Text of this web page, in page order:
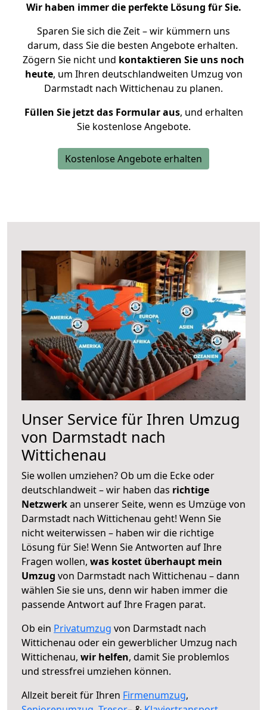
Wir haben immer die perfekte Lösung für Sie.
Sparen Sie sich die Zeit – wir kümmern uns
darum, dass Sie die besten Angebote erhalten.
Zögern Sie nicht und kontaktieren Sie uns noch
heute, um Ihren deutschlandweiten Umzug von
Darmstadt nach Wittichenau zu planen.
Füllen Sie jetzt das Formular aus, und erhalten
Sie kostenlose Angebote.
Kostenlose Angebote erhalten
Unser Service für Ihren Umzug
von Darmstadt nach
Wittichenau
Sie wollen umziehen? Ob um die Ecke oder
deutschlandweit – wir haben das richtige
Netzwerkan unserer Seite, wenn es Umzüge von
Darmstadt nach Wittichenau geht! Wenn Sie
nicht weiterwissen – haben wir die richtige
Lösung für Sie! Wenn Sie Antworten auf Ihre
Fragen wollen, was kostet überhaupt mein
Umzug von Darmstadt nach Wittichenau – dann
wählen Sie sie uns, denn wir haben immer die
passende Antwort auf Ihre Fragen parat.
Ob ein Privatumzug von Darmstadt nach
Wittichenau oder ein gewerblicher Umzug nach
Wittichenau, wir helfen, damit Sie problemlos
und stressfrei umziehen können.
Allzeit bereit für Ihren Firmenumzug,